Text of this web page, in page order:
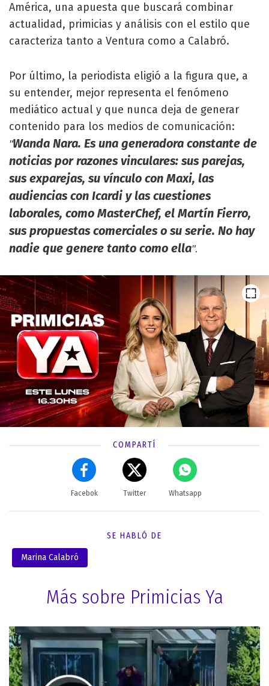
América, una apuesta que buscará combinar
actualidad, primicias y análisis con el estilo que
caracteriza tanto a Ventura como a Calabró.
Por último, la periodista eligió a la figura que, a
su entender, mejor representa el fenómeno
mediático actual y que nunca deja de generar
contenido para los medios de comunicación:
"Wanda Nara. Es una generadora constante de
noticias por razones vinculares: sus parejas,
sus exparejas, su vínculo con Maxi, las
audiencias con Icardi y las cuestiones
laborales, como MasterChef, el Martín Fierro,
sus propuestas comerciales o su serie. No hay
nadie que genere tanto como ella".
COMPARTÍ
Facebok Twitter Whatsapp
SE HABLÓ DE
Marina Calabró
Más sobre Primicias Ya